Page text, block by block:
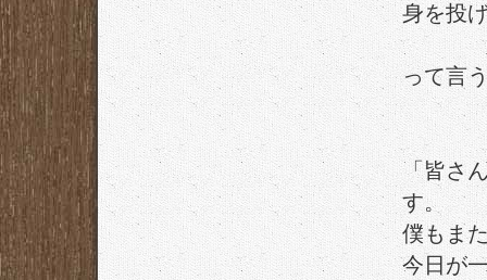
身を投
って言
「皆さ
す。
僕もま
今日が